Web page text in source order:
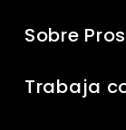
Sobre
Trabaja